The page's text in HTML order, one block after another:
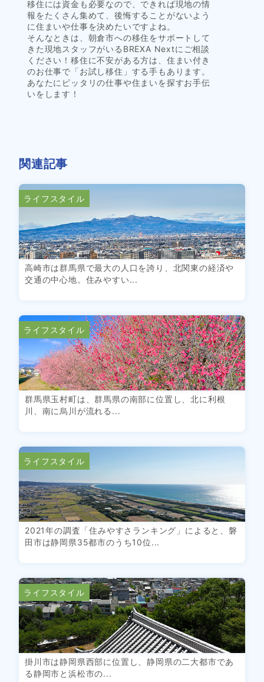
移住には資金も必要なので、できれば現地の情
報をたくさん集めて、後悔することがないよう
に住まいや仕事を決めたいですよね。
そんなときは、朝倉市への移住をサポートして
きた現地スタッフがいるBREXA Nextにご相談
ください！移住に不安がある方は、住まい付き
のお仕事で「お試し移住」する手もあります。
あなたにピッタリの仕事や住まいを探すお手伝
いをします！
関連記事
ライフスタイル
高崎市は群馬県で最大の人口を誇り、北関東の経済や
交通の中心地。住みやすい...
ライフスタイル
群馬県玉村町は、群馬県の南部に位置し、北に利根
川、南に烏川が流れる...
ライフスタイル
2021年の調査「住みやすさランキング」によると、磐
田市は静岡県35都市のうち10位...
ライフスタイル
掛川市は静岡県西部に位置し、静岡県の二大都市であ
る静岡市と浜松市の...